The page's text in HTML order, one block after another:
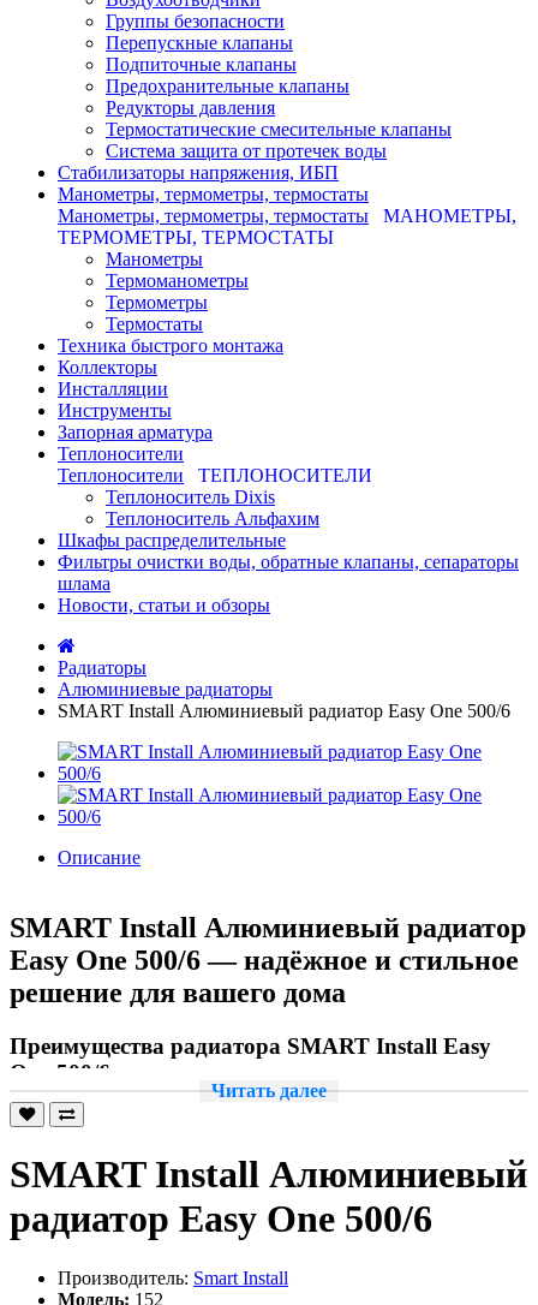
Группы безопасности
Перепускные клапаны
Подпиточные клапаны
Предохранительные клапаны
Редукторы давления
Термостатические смесительные клапаны
Система защита от протечек воды
Стабилизаторы напряжения, ИБП
Манометры, термометры, термостаты
Манометры, термометры, термостаты
МАНОМЕТРЫ,
ТЕРМОМЕТРЫ, ТЕРМОСТАТЫ
Манометры
Термоманометры
Термометры
Термостаты
Техника быстрого монтажа
Коллекторы
Инсталляции
Инструменты
Запорная арматура
Теплоносители
Теплоносители
ТЕПЛОНОСИТЕЛИ
Теплоноситель Dixis
Теплоноситель Альфахим
Шкафы распределительные
Фильтры очистки воды, обратные клапаны, сепараторы
шлама
Новости, статьи и обзоры
Радиаторы
Алюминиевые радиаторы
SMART Install Алюминиевый радиатор Easy One 500/6
Описание
SMART Install Алюминиевый радиатор
Easy One 500/6 — надёжное и стильное
решение для вашего дома
Преимущества радиатора SMART Install Easy
One 500/6
SMART Install Алюминиевый радиатор Easy One 500/6 — это
помещений. Он отличается высокой теплоотдачей, стильным
дизайном и долговечностью. Благодаря своей конструкции и
материалам, радиатор обеспечивает равномерное
распределение тепла и комфорт в вашем доме.
Почему стоит выбрать радиатор SMART Install
Easy One 500/6?
Читать далее
SMART Install Алюминиевый
радиатор Easy One 500/6
Производитель: Smart Install
Модель: 152